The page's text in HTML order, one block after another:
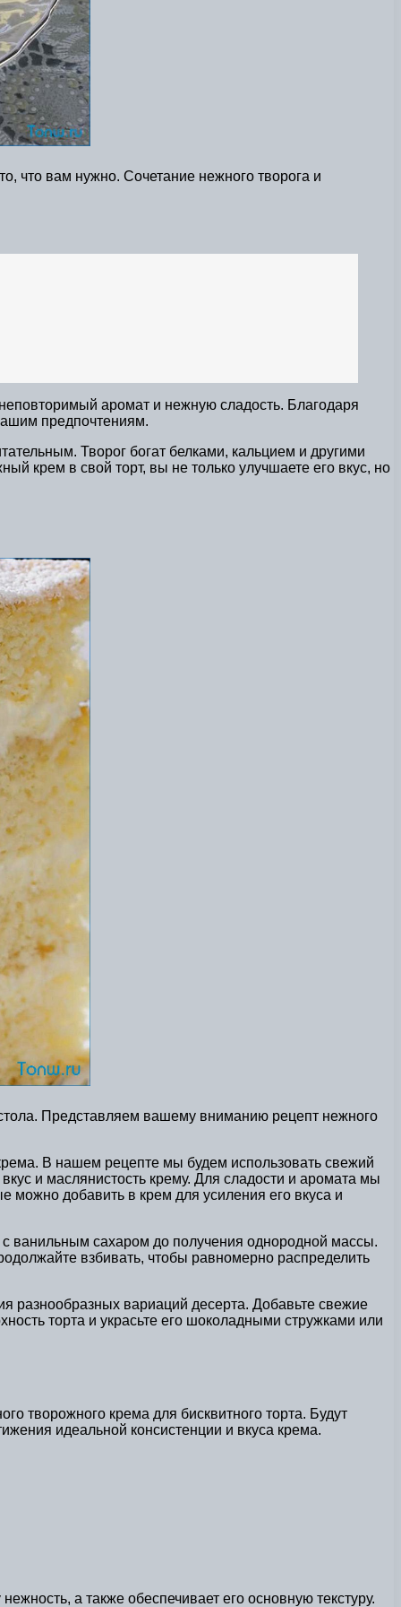
что вам нужно. Сочетание нежного творога и
аромат и нежную сладость. Благодаря
предпочтениям.
Творог богат белками, кальцием и другими
крем в свой торт, вы не только улучшаете его вкус, но
Представляем вашему вниманию рецепт нежного
В нашем рецепте мы будем использовать свежий
и маслянистость крему. Для сладости и аромата мы
можно добавить в крем для усиления его вкуса и
ванильным сахаром до получения однородной массы.
взбивать, чтобы равномерно распределить
разнообразных вариаций десерта. Добавьте свежие
торта и украсьте его шоколадными стружками или
творожного крема для бисквитного торта. Будут
идеальной консистенции и вкуса крема.
а также обеспечивает его основную текстуру.